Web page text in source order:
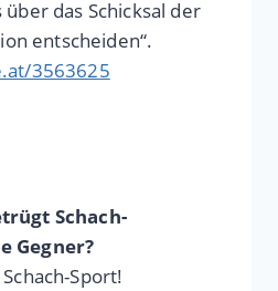
das Schicksal der
entscheiden“.
3563625
Schach-
Gegner?
Sport!